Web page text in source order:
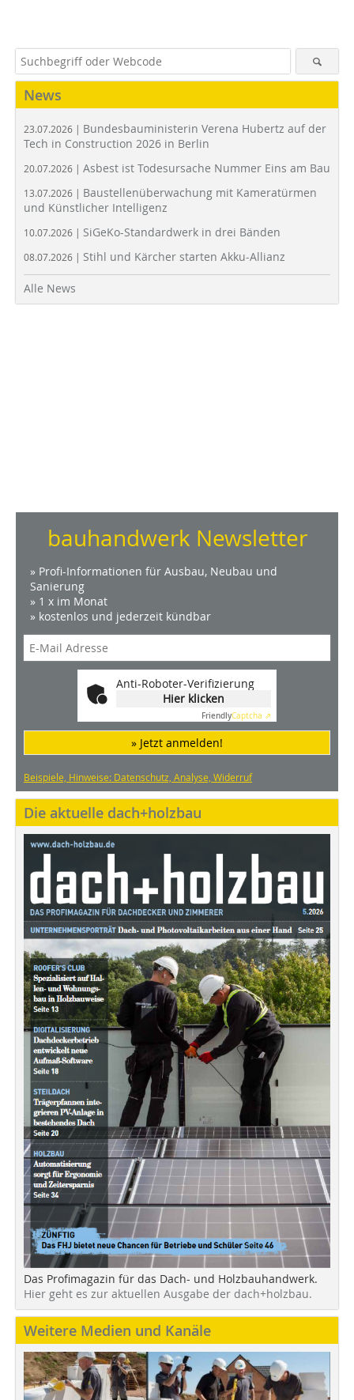
News
23.07.2026 | Bundesbauministerin Verena Hubertz auf der
Tech in Construction 2026 in Berlin
20.07.2026 | Asbest ist Todesursache Nummer Eins am Bau
13.07.2026 | Baustellenüberwachung mit Kameratürmen
und Künstlicher Intelligenz
10.07.2026 | SiGeKo-Standardwerk in drei Bänden
08.07.2026 | Stihl und Kärcher starten Akku-Allianz
Alle News
bauhandwerk Newsletter
» Profi-Informationen für Ausbau, Neubau und
Sanierung
» 1 x im Monat
» kostenlos und jederzeit kündbar
Anti-Roboter-Verifizierung
Hier klicken
FriendlyCaptcha ⇗
» Jetzt anmelden!
Beispiele, Hinweise: Datenschutz, Analyse, Widerruf
Die aktuelle dach+holzbau
Das Profimagazin für das Dach- und Holzbauhandwerk.
Hier geht es zur aktuellen Ausgabe der dach+holzbau.
Weitere Medien und Kanäle